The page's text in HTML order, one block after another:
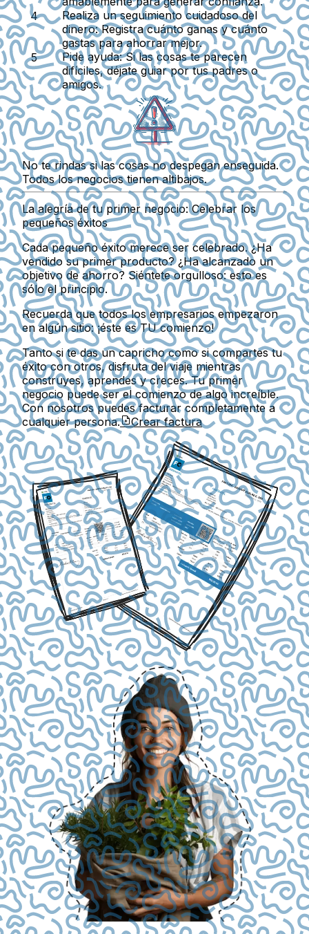
Realiza un seguimiento cuidadoso del
dinero:Registra cuánto ganas y cuánto
gastas para ahorrar mejor.
Pide ayuda:Si las cosas te parecen
difíciles, déjate guiar por tus padres o
amigos.
No te rindas si las cosas no despegan enseguida.
Todos los negocios tienen altibajos.
La alegría de tu primer negocio: Celebrar los
pequeños éxitos
Cada pequeño éxito merece ser celebrado. ¿Ha
vendido su primer producto? ¿Ha alcanzado un
objetivo de ahorro? Siéntete orgulloso: esto es
sólo el principio.
Recuerda que todos los empresarios empezaron
en algún sitio: ¡éste es TU comienzo!
Tanto si te das un capricho como si compartes tu
éxito con otros, disfruta del viaje mientras
construyes, aprendes y creces. Tu primer
negocio puede ser el comienzo de algo increíble.
Con nosotros puedes facturar completamente a
cualquier persona.
Crear factura